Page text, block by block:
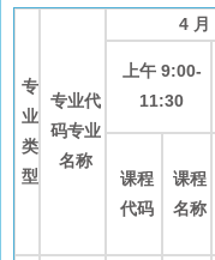
专
业
类
型
专业代
码专业
名称
4 月
上午 9:00-
11:30
课程
代码
课程
名称